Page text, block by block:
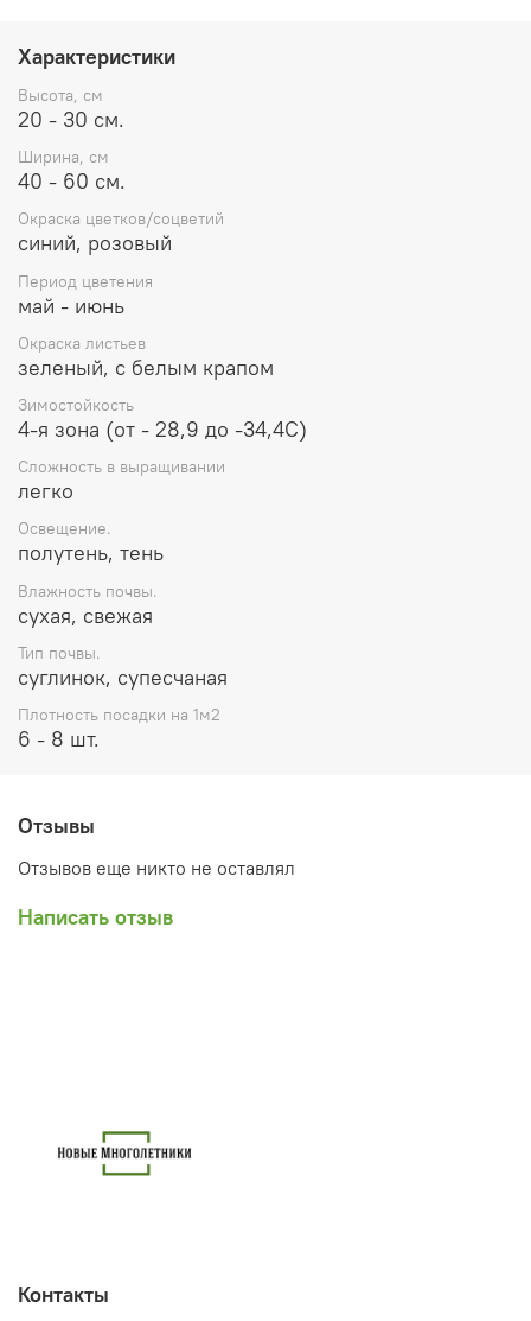
Характеристики
Высота, см
20 - 30 см.
Ширина, см
40 - 60 см.
Окраска цветков/соцветий
синий, розовый
Период цветения
май - июнь
Окраска листьев
зеленый, с белым крапом
Зимостойкость
4-я зона (от - 28,9 до -34,4С)
Сложность в выращивании
легко
Освещение.
полутень, тень
Влажность почвы.
сухая, свежая
Тип почвы.
суглинок, супесчаная
Плотность посадки на 1м2
6 - 8 шт.
Отзывы
Отзывов еще никто не оставлял
Написать отзыв
Контакты